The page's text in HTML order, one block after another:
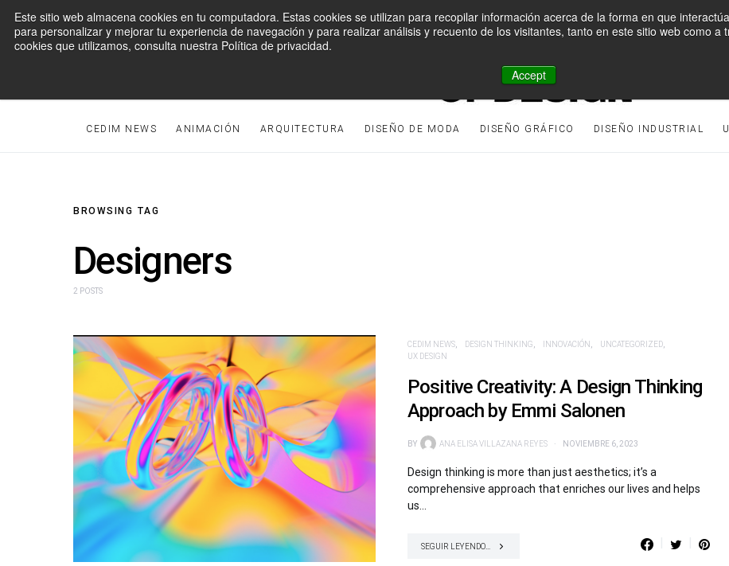
Este sitio web almacena cookies en tu computadora. Estas cookies se utilizan para recopilar información acerca de la forma en que
para personalizar y mejorar tu experiencia de navegación y para realizar análisis y recuento de los visitantes, tanto en este sitio web como
cookies que utilizamos, consulta nuestra Política de privacidad.
Accept
CEDIM NEWS ANIMACIÓN ARQUITECTURA DISEÑO DE MODA DISEÑO GRÁFICO DISEÑO INDUSTRIAL
SEARCH FOR:
BROWSING TAG
Designers
2 POSTS
CEDIM NEWS DESIGN THINKING INNOVACIÓN
UNCATEGORIZED
UX DESIGN
Positive Creativity: A Design Thinking
Approach by Emmi Salonen
BY ANA ELISA VILLAZANA REYES NOVIEMBRE 6, 2023
Design thinking is more than just aesthetics; it’s a
comprehensive approach that enriches our lives and helps
us…
SEGUIR LEYENDO...